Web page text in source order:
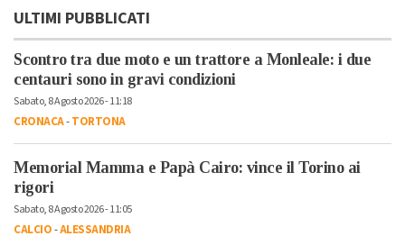
ULTIMI PUBBLICATI
Scontro tra due moto e un trattore a Monleale: i due
centauri sono in gravi condizioni
Sabato, 8 Agosto 2026 - 11:18
CRONACA-TORTONA
Memorial Mamma e Papà Cairo: vince il Torino ai
rigori
Sabato, 8 Agosto 2026 - 11:05
CALCIO-ALESSANDRIA